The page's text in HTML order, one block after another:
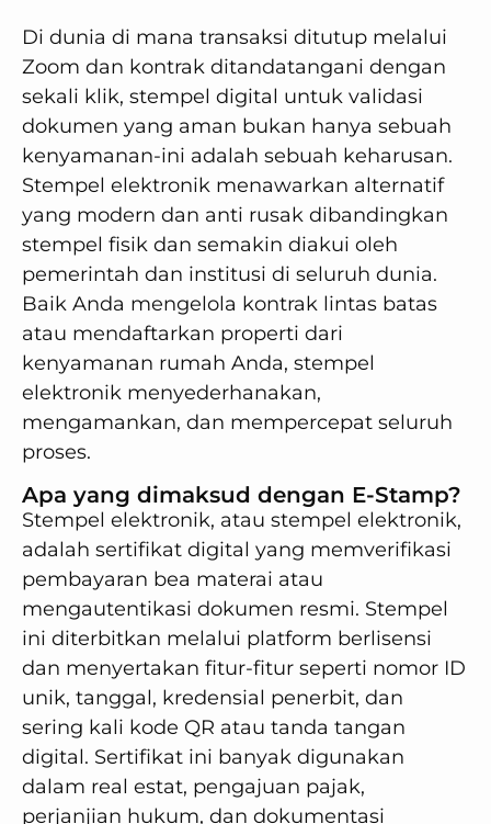
Di dunia di mana transaksi ditutup melalui
Zoom dan kontrak ditandatangani dengan
sekali klik, stempel digital untuk validasi
dokumen yang aman bukan hanya sebuah
kenyamanan-ini adalah sebuah keharusan.
Stempel elektronik menawarkan alternatif
yang modern dan anti rusak dibandingkan
stempel fisik dan semakin diakui oleh
pemerintah dan institusi di seluruh dunia.
Baik Anda mengelola kontrak lintas batas
atau mendaftarkan properti dari
kenyamanan rumah Anda, stempel
elektronik menyederhanakan,
mengamankan, dan mempercepat seluruh
proses.
Apa yang dimaksud dengan E-Stamp?
Stempel elektronik, atau stempel elektronik,
adalah sertifikat digital yang memverifikasi
pembayaran bea materai atau
mengautentikasi dokumen resmi. Stempel
ini diterbitkan melalui platform berlisensi
dan menyertakan fitur-fitur seperti nomor ID
unik, tanggal, kredensial penerbit, dan
sering kali kode QR atau tanda tangan
digital. Sertifikat ini banyak digunakan
dalam real estat, pengajuan pajak,
perjanjian hukum, dan dokumentasi